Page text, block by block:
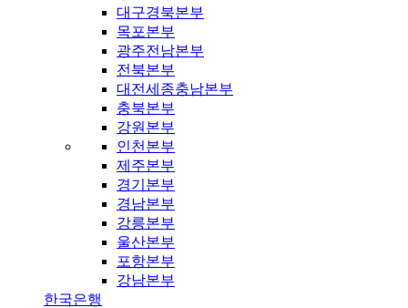
대구경북본부
목포본부
광주전남본부
전북본부
대전세종충남본부
충북본부
강원본부
인천본부
제주본부
경기본부
경남본부
강릉본부
울산본부
포항본부
강남본부
한국은행